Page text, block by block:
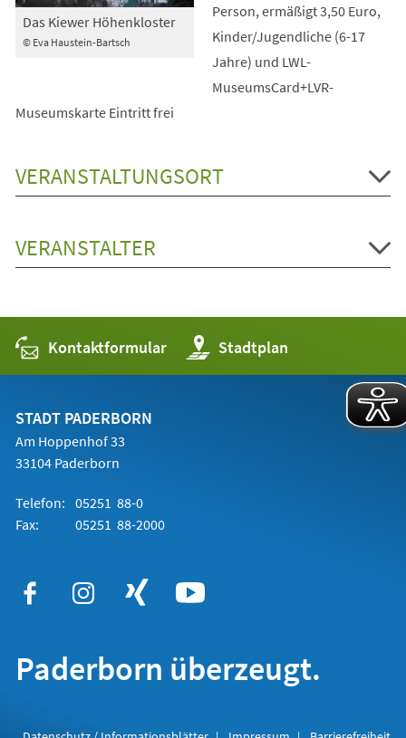
© Eva Haustein-Bartsch
Das Kiewer Höhenkloster
Person, ermäßigt 3,50 Euro,
Kinder/Jugendliche (6-17
Jahre) und LWL-
MuseumsCard+LVR-
Museumskarte Eintritt frei
VERANSTALTUNGSORT
VERANSTALTER
Kontaktformular Stadtplan
(Öffnet
in
einem
STADT PADERBORN
Am Hoppenhof 33
33104 Paderborn
Telefon: 05251 88-0
Fax:
05251 88-2000
Paderborn überzeugt.